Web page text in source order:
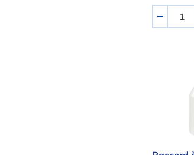
Quantité